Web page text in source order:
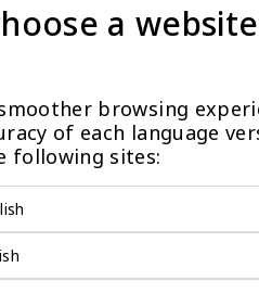
a
browsing
of each language
following sites: